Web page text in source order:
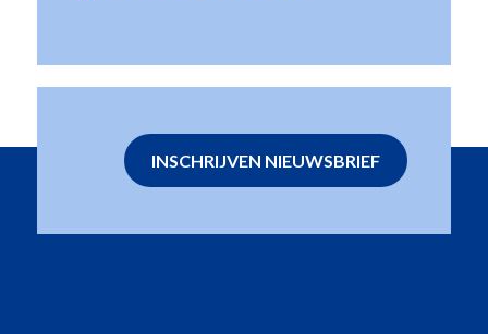
INSCHRIJVEN NIEUWSBRIEF